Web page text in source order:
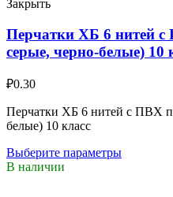
Закрыть
Перчатки ХБ 6 нитей
серые, черно-белые) 10
₽0.30
Перчатки ХБ 6 нитей с ПВХ
белые) 10 класс
Выберите параметры
В наличии